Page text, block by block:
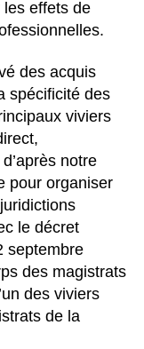
effets de
des acquis
spécificité des
viviers
notre
pour organiser
le décret
septembre
des magistrats
des viviers
de la